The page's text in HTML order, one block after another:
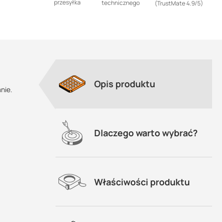
przesyłka
technicznego
(TrustMate 4.9/5)
Opis produktu
Dlaczego warto wybrać?
Właściwości produktu